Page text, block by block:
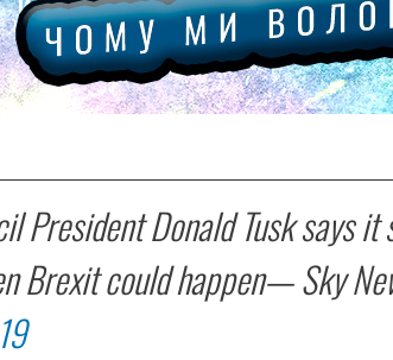
President Donald Tusk says
Brexit could happen— Sky